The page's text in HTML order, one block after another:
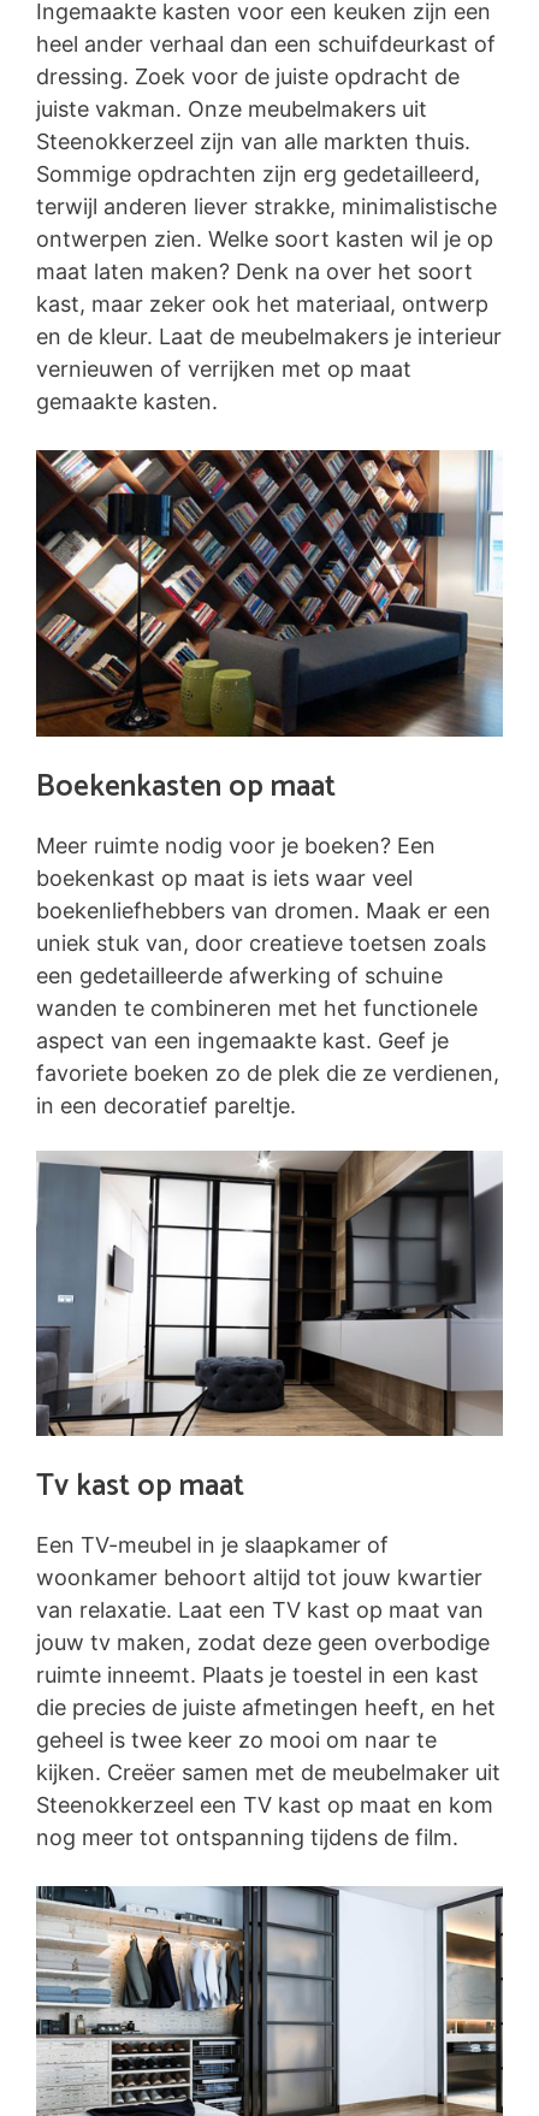
Ingemaakte kasten voor een keuken zijn een
heel ander verhaal dan een schuifdeurkast of
dressing. Zoek voor de juiste opdracht de
juiste vakman. Onze meubelmakers uit
Steenokkerzeel zijn van alle markten thuis.
Sommige opdrachten zijn erg gedetailleerd,
terwijl anderen liever strakke, minimalistische
ontwerpen zien. Welke soort kasten wil je op
maat laten maken? Denk na over het soort
kast, maar zeker ook het materiaal, ontwerp
en de kleur. Laat de meubelmakers je interieur
vernieuwen of verrijken met op maat
gemaakte kasten.
Boekenkasten op maat
Meer ruimte nodig voor je boeken? Een
boekenkast op maat is iets waar veel
boekenliefhebbers van dromen. Maak er een
uniek stuk van, door creatieve toetsen zoals
een gedetailleerde afwerking of schuine
wanden te combineren met het functionele
aspect van een ingemaakte kast. Geef je
favoriete boeken zo de plek die ze verdienen,
in een decoratief pareltje.
Tv kast op maat
Een TV-meubel in je slaapkamer of
woonkamer behoort altijd tot jouw kwartier
van relaxatie. Laat een TV kast op maat van
jouw tv maken, zodat deze geen overbodige
ruimte inneemt. Plaats je toestel in een kast
die precies de juiste afmetingen heeft, en het
geheel is twee keer zo mooi om naar te
kijken. Creëer samen met de meubelmaker uit
Steenokkerzeel een TV kast op maat en kom
nog meer tot ontspanning tijdens de film.